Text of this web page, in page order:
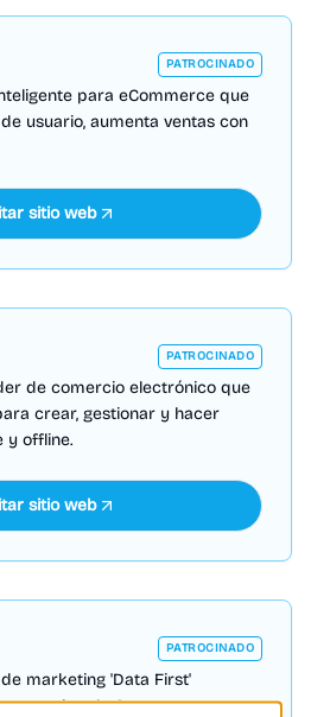
PATROCINADO
para eCommerce que
usuario, aumenta ventas con
sitio web
PATROCINADO
de comercio electrónico que
crear, gestionar y hacer
y offline.
sitio web
PATROCINADO
marketing 'Data First'
el eCommerce con